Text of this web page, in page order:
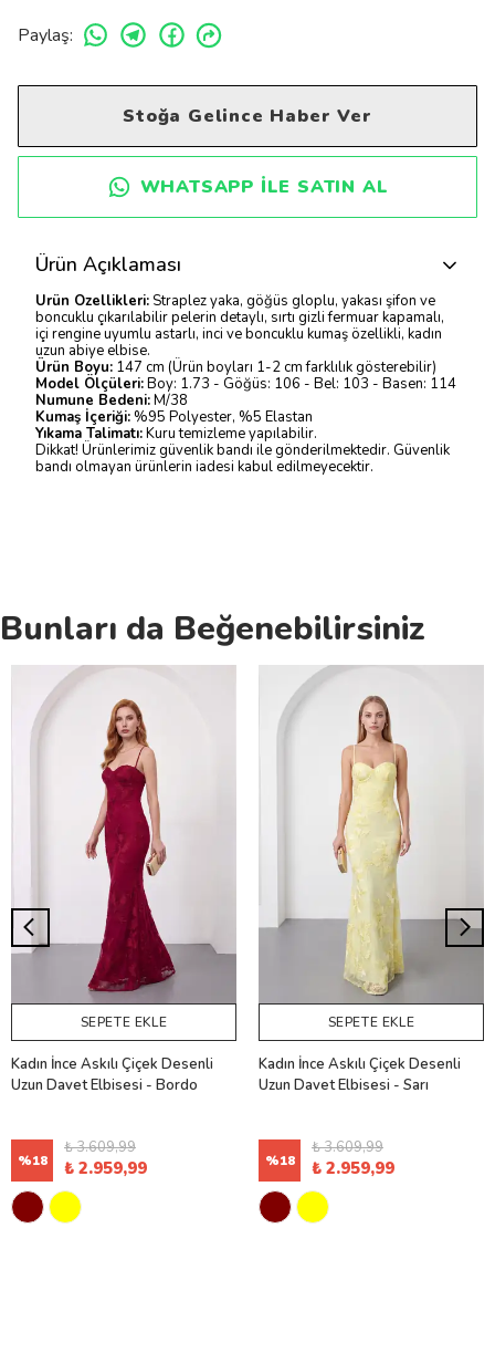
Paylaş:
Stoğa Gelince Haber Ver
WHATSAPP ILE SATIN AL
Ürün Açıklaması
Ürün Özellikleri: Straplez yaka, göğüs gloplu, yakası şifon ve
boncuklu çıkarılabilir pelerin detaylı, sırtı gizli fermuar kapamalı,
içi rengine uyumlu astarlı, inci ve boncuklu kumaş özellikli, kadın
uzun abiye elbise.
Ürün Boyu: 147 cm (Ürün boyları 1-2 cm farklılık gösterebilir)
Model Ölçüleri:Boy: 1.73 - Göğüs: 106 - Bel: 103 - Basen: 114
Numune Bedeni:M/38
Kumaş İçeriği: %95 Polyester, %5 Elastan
Yıkama Talimatı:Kuru temizleme yapılabilir.
Dikkat! Ürünlerimiz güvenlik bandı ile gönderilmektedir. Güvenlik
bandı olmayan ürünlerin iadesi kabul edilmeyecektir.
Bunları da Beğenebilirsiniz
SEPETE EKLE
Kadın İnce Askılı Çiçek Desenli
Uzun Davet Elbisesi - Bordo
%18
₺ 3.609,99
₺ 2.959,99
SEPETE EKLE
Kadın İnce Askılı Çiçek Desenli
Uzun Davet Elbisesi - Sarı
%18
₺ 3.609,99
₺ 2.959,99